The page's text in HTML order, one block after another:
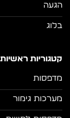
הגעה
בלוג
קטגוריות ראשיות
מדפסות
מערכות גימור